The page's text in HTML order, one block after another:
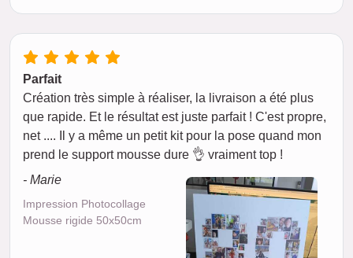
Parfait
Création très simple à réaliser, la livraison a été plus
que rapide. Et le résultat est juste parfait ! C'est propre,
net .... Il y a même un petit kit pour la pose quand mon
prend le support mousse dure 👌 vraiment top !
- Marie
Impression Photocollage
Mousse rigide 50x50cm